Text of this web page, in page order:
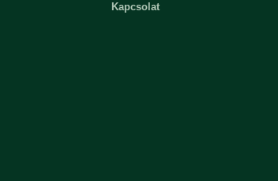
Kapcsolat